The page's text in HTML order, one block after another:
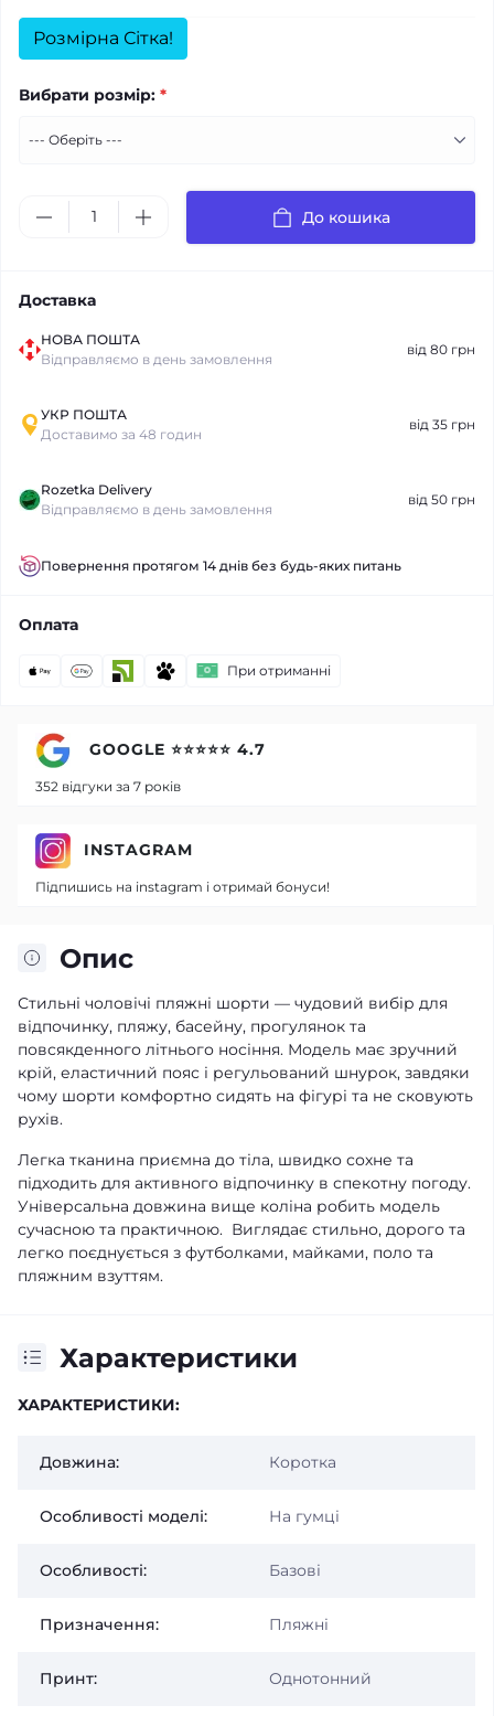
Розмірна Сітка!
Вибрати розмір: *
До кошика
Доставка
НОВА ПОШТА
Відправляємо в день замовлення
від 80 грн
УКР ПОШТА
Доставимо за 48 годин
від 35 грн
Rozetka Delivery
Відправляємо в день замовлення
від 50 грн
Повернення протягом 14 днів без будь-яких питань
Оплата
При отриманні
Опис
Стильні чоловічі пляжні шорти — чудовий вибір для
відпочинку, пляжу, басейну, прогулянок та
повсякденного літнього носіння. Модель має зручний
крій, еластичний пояс і регульований шнурок, завдяки
чому шорти комфортно сидять на фігурі та не сковують
рухів.
Легка тканина приємна до тіла, швидко сохне та
підходить для активного відпочинку в спекотну погоду.
Універсальна довжина вище коліна робить модель
сучасною та практичною. Виглядає стильно, дорого та
легко поєднується з футболками, майками, поло та
пляжним взуттям.
Характеристики
ХАРАКТЕРИСТИКИ:
Довжина: Коротка
Особливості моделі: На гумці
Особливості: Базові
Призначення: Пляжні
Принт: Однотонний
GOOGLE ⭐⭐⭐⭐⭐ 4.7
352 відгуки за 7 років
INSTAGRAM
Підпишись на instagram і отримай бонуси!